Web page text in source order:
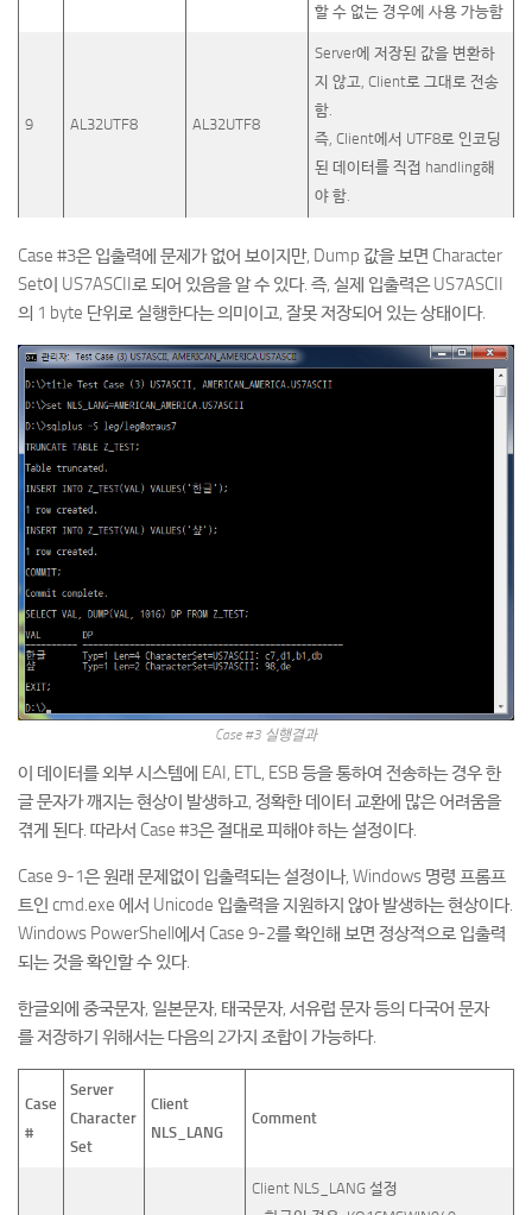
할 수 없는 경우에 사용 가능함
9 AL32UTF8 AL32UTF8
Server에 저장된 값을 변환하
지 않고, Client로 그대로 전송
함.
즉, Client에서 UTF8로 인코딩
된 데이터를 직접 handling해
야 함.
Case #3은 입출력에 문제가 없어 보이지만, Dump 값을 보면 Character
Set이 US7ASCII로 되어 있음을 알 수 있다. 즉, 실제 입출력은 US7ASCII
의 1 byte 단위로 실행한다는 의미이고, 잘못 저장되어 있는 상태이다.
Case #3 실행결과
이 데이터를 외부 시스템에 EAI, ETL, ESB 등을 통하여 전송하는 경우 한
글 문자가 깨지는 현상이 발생하고, 정확한 데이터 교환에 많은 어려움을
겪게 된다. 따라서 Case #3은 절대로 피해야 하는 설정이다.
Case 9-1은 원래 문제없이 입출력되는 설정이나, Windows 명령 프롬프
트인 cmd.exe 에서 Unicode 입출력을 지원하지 않아 발생하는 현상이다.
Windows PowerShell에서 Case 9-2를 확인해 보면 정상적으로 입출력
되는 것을 확인할 수 있다.
한글외에 중국문자, 일본문자, 태국문자, 서유럽 문자 등의 다국어 문자
를 저장하기 위해서는 다음의 2가지 조합이 가능하다.
Case
#
Server
Character
Set
Client
NLS_LANG
Comment
Client NLS_LANG 설정